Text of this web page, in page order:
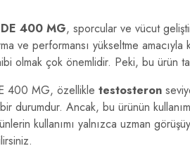
400 MG, sporcular ve vücut
ve performansı yükseltme amacıyla
olmak çok önemlidir. Peki, bu ürün
400 MG, özellikle testosteron
durumdur. Ancak, bu ürünün
kullanımı yalnızca uzman